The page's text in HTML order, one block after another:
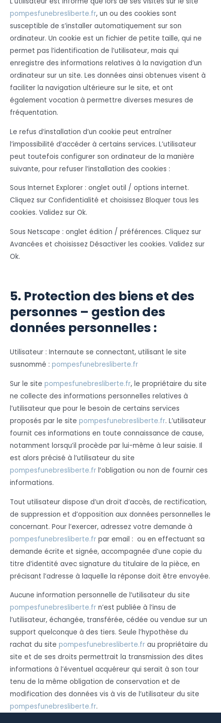
pompesfunebresliberte.fr, un ou des cookies sont
susceptible de s’installer automatiquement sur son
ordinateur. Un cookie est un fichier de petite taille, qui ne
permet pas l’identification de l’utilisateur, mais qui
enregistre des informations relatives à la navigation d’un
ordinateur sur un site. Les données ainsi obtenues visent à
faciliter la navigation ultérieure sur le site, et ont
également vocation à permettre diverses mesures de
fréquentation.
Le refus d’installation d’un cookie peut entraîner
l’impossibilité d’accéder à certains services. L’utilisateur
peut toutefois configurer son ordinateur de la manière
suivante, pour refuser l’installation des cookies :
Sous Internet Explorer : onglet outil / options internet.
Cliquez sur Confidentialité et choisissez Bloquer tous les
cookies. Validez sur Ok.
Sous Netscape : onglet édition / préférences. Cliquez sur
Avancées et choisissez Désactiver les cookies. Validez sur
Ok.
5. Protection des biens et des
personnes – gestion des
données personnelles :
Utilisateur : Internaute se connectant, utilisant le site
susnommé : pompesfunebresliberte.fr
Sur le site pompesfunebresliberte.fr, le propriétaire du site
ne collecte des informations personnelles relatives à
l’utilisateur que pour le besoin de certains services
proposés par le site pompesfunebresliberte.fr. L’utilisateur
fournit ces informations en toute connaissance de cause,
notamment lorsqu’il procède par lui-même à leur saisie. Il
est alors précisé à l’utilisateur du site
pompesfunebresliberte.fr l’obligation ou non de fournir ces
informations.
Tout utilisateur dispose d’un droit d’accès, de rectification,
de suppression et d’opposition aux données personnelles le
concernant. Pour l’exercer, adressez votre demande à
pompesfunebresliberte.fr par email : ou en effectuant sa
demande écrite et signée, accompagnée d’une copie du
titre d’identité avec signature du titulaire de la pièce, en
précisant l’adresse à laquelle la réponse doit être envoyée.
Aucune information personnelle de l’utilisateur du site
pompesfunebresliberte.fr n’est publiée à l’insu de
l’utilisateur, échangée, transférée, cédée ou vendue sur un
support quelconque à des tiers. Seule l’hypothèse du
rachat du site pompesfunebresliberte.fr au propriétaire du
site et de ses droits permettrait la transmission des dites
informations à l’éventuel acquéreur qui serait à son tour
tenu de la même obligation de conservation et de
modification des données vis à vis de l’utilisateur du site
pompesfunebresliberte.fr.